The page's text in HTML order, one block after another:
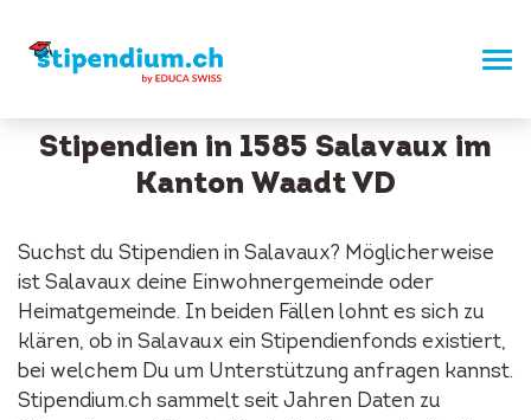
Stipendien in 1585 Salavaux im
Kanton Waadt VD
Suchst du Stipendien in Salavaux? Möglicherweise
ist Salavaux deine Einwohnergemeinde oder
Heimatgemeinde. In beiden Fällen lohnt es sich zu
klären, ob in Salavaux ein Stipendienfonds existiert,
bei welchem Du um Unterstützung anfragen kannst.
Stipendium.ch sammelt seit Jahren Daten zu